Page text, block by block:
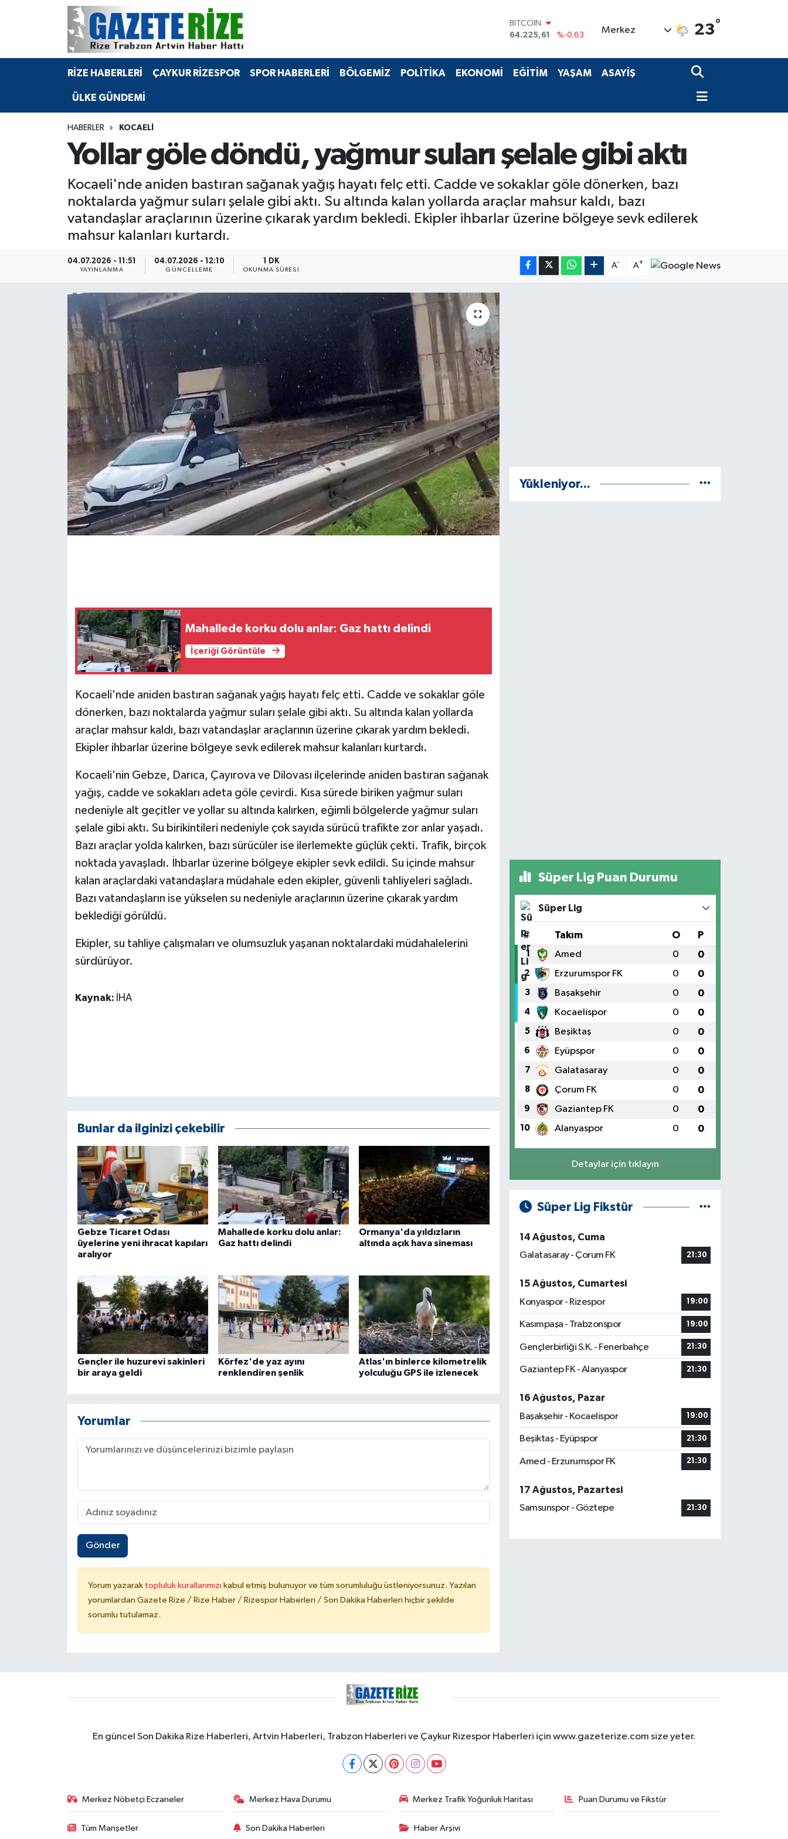
BITCOIN
64.225,61
%-0.63
EURO
55,0317
%-0.02
GRAM ALTIN
13.799
%70
Merkez 23°
RİZE HABERLERİ ÇAYKUR RİZESPOR SPOR HABERLERİ BÖLGEMİZ POLİTİKA EKONOMİ EĞİTİM YAŞAM ASAYİŞ
ÜLKE GÜNDEMİ
HABERLER KOCAELI
Yollar göle döndü, yağmur suları şelale gibi aktı
Kocaeli'nde aniden bastıran sağanak yağış hayatı felç etti. Cadde ve sokaklar göle dönerken, bazı
noktalarda yağmur suları şelale gibi aktı. Su altında kalan yollarda araçlar mahsur kaldı, bazı
vatandaşlar araçlarının üzerine çıkarak yardım bekledi. Ekipler ihbarlar üzerine bölgeye sevk edilerek
mahsur kalanları kurtardı.
04.07.2026 - 11:51
YAYINLANMA
04.07.2026 - 12:10
GÜNCELLEME
1 DK
OKUNMA SÜRESI
A- A+
Mahallede korku dolu anlar: Gaz hattı delindi
İçeriği Görüntüle
Kocaeli'nde aniden bastıran sağanak yağış hayatı felç etti. Cadde ve sokaklar göle
dönerken, bazı noktalarda yağmur suları şelale gibi aktı. Su altında kalan yollarda
araçlar mahsur kaldı, bazı vatandaşlar araçlarının üzerine çıkarak yardım bekledi.
Ekipler ihbarlar üzerine bölgeye sevk edilerek mahsur kalanları kurtardı.
Kocaeli'nin Gebze, Darıca, Çayırova ve Dilovası ilçelerinde aniden bastıran sağanak
yağış, cadde ve sokakları adeta göle çevirdi. Kısa sürede biriken yağmur suları
nedeniyle alt geçitler ve yollar su altında kalırken, eğimli bölgelerde yağmur suları
şelale gibi aktı. Su birikintileri nedeniyle çok sayıda sürücü trafikte zor anlar yaşadı.
Bazı araçlar yolda kalırken, bazı sürücüler ise ilerlemekte güçlük çekti. Trafik, birçok
noktada yavaşladı. İhbarlar üzerine bölgeye ekipler sevk edildi. Su içinde mahsur
kalan araçlardaki vatandaşlara müdahale eden ekipler, güvenli tahliyeleri sağladı.
Bazı vatandaşların ise yükselen su nedeniyle araçlarının üzerine çıkarak yardım
beklediği görüldü.
Ekipler, su tahliye çalışmaları ve olumsuzluk yaşanan noktalardaki müdahalelerini
sürdürüyor.
Kaynak: İHA
Bunlar da ilginizi çekebilir
Gebze Ticaret Odası
üyelerine yeni ihracat kapıları
aralıyor
Mahallede korku dolu anlar:
Gaz hattı delindi
Ormanya'da yıldızların
altında açık hava sineması
Gençler ile huzurevi sakinleri
bir araya geldi
Körfez'de yaz ayını
renklendiren şenlik
Atlas'ın binlerce kilometrelik
yolculuğu GPS ile izlenecek
Yorumlar
Gönder
Yorum yazarak topluluk kurallarımızı kabul etmiş bulunuyor ve tüm sorumluluğu üstleniyorsunuz. Yazılan
yorumlardan Gazete Rize / Rize Haber / Rizespor Haberleri / Son Dakika Haberleri hiçbir şekilde
sorumlu tutulamaz.
Yükleniyor...
Süper Lig Puan Durumu
Süper Lig
# Takım O P
1 Amed 0 0
2 Erzurumspor FK 0 0
3 Başakşehir 0 0
4 Kocaelispor 0 0
5 Beşiktaş 0 0
6 Eyüpspor 0 0
7 Galatasaray 0 0
8 Çorum FK 0 0
9 Gaziantep FK 0 0
10 Alanyaspor 0 0
Detaylar için tıklayın
Süper Lig Fikstür
14 Ağustos, Cuma
Galatasaray - Çorum FK
21:30
15 Ağustos, Cumartesi
Konyaspor - Rizespor
19:00
Kasımpaşa - Trabzonspor 19:00
Gençlerbirliği S.K. - Fenerbahçe 21:30
Gaziantep FK - Alanyaspor 21:30
16 Ağustos, Pazar
Başakşehir - Kocaelispor
19:00
Beşiktaş - Eyüpspor 21:30
Amed - Erzurumspor FK 21:30
17 Ağustos, Pazartesi
Samsunspor - Göztepe
21:30
En güncel Son Dakika Rize Haberleri, Artvin Haberleri, Trabzon Haberleri ve Çaykur Rizespor Haberleri için www.gazeterize.com size yeter.
Merkez Nöbetçi Eczaneler Merkez Hava Durumu Merkez Trafik Yoğunluk Haritası Puan Durumu ve Fikstür
Tüm Manşetler Son Dakika Haberleri Haber Arşivi
BÖLGEMİZ
Bilim Teknoloji
Advertising news
Dış Haberler
EĞİTİM
EKONOMİ
English News
Flaş Haber
Gayrimenkul
HABERDE İNSAN
Jandarma
KÜLTÜR SANAT
Otomobil
POLİTİKA
TEKNOLOJİ
Yerel Haberler
Merkez Nöbetçi Eczaneler
Merkez Hava Durumu
Merkez Trafik Yoğunluk Haritası
Tüm Manşetler
Son Dakika Haberleri
Haber Arşivi